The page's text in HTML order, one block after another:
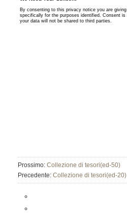
Prossimo: Collezione di tesori(ed-50)
Precedente: Collezione di tesori(ed-20)